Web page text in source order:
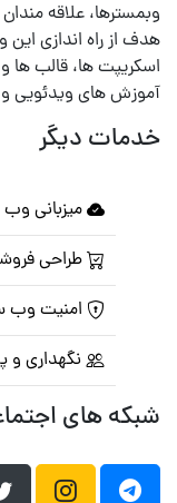
وبمسترها، علاقه
هدف از راه اندازی
اسکریپت ها، قالب ها
آموزش های ویدئویی و
خدمات دیگر
میزبانی وب
طراحی
امنیت وب
نگهداری و
شبکه های